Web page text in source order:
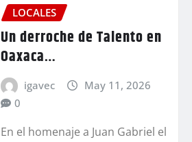
LOCALES
Un derroche de Talento en
Oaxaca…
igavec
May 11, 2026
0
En el homenaje a Juan Gabriel el